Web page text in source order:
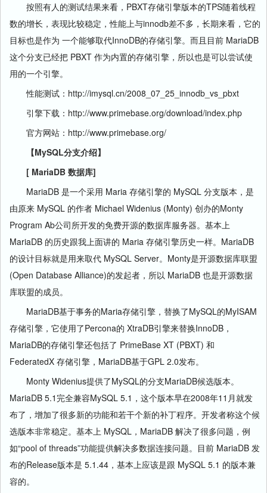
按照有人的测试结果来看，PBXT存储引擎版本的TPS随着线程
数的增长，表现比较稳定，性能上与innodb差不多，长期来看，它的
目标也是作为 一个能够取代InnoDB的存储引擎。而且目前 MariaDB
这个分支已经把 PBXT 作为内置的存储引擎，所以也是可以尝试使
用的一个引擎。
性能测试：http://imysql.cn/2008_07_25_innodb_vs_pbxt
引擎下载：http://www.primebase.org/download/index.php
官方网站：http://www.primebase.org/
【MySQL分支介绍】
[ MariaDB 数据库]
MariaDB 是一个采用 Maria 存储引擎的 MySQL 分支版本，是
由原来 MySQL 的作者 Michael Widenius (Monty) 创办的Monty
Program Ab公司所开发的免费开源的数据库服务器。基本上
MariaDB 的历史跟我上面讲的 Maria 存储引擎历史一样。MariaDB
的设计目标就是用来取代 MySQL Server。Monty是开源数据库联盟
(Open Database Alliance)的发起者，所以 MariaDB 也是开源数据
库联盟的成员。
MariaDB基于事务的Maria存储引擎，替换了MySQL的MyISAM
存储引擎，它使用了Percona的 XtraDB引擎来替换InnoDB，
MariaDB的存储引擎还包括了 PrimeBase XT (PBXT) 和
FederatedX 存储引擎，MariaDB基于GPL 2.0发布。
Monty Widenius提供了MySQL的分支MariaDB候选版本。
MariaDB 5.1完全兼容MySQL 5.1，这个版本早在2008年11月就发
布了，增加了很多新的功能和若干个新的补丁程序。开发者称这个候
选版本非常稳定。基本上 MySQL，MariaDB 解决了很多问题，例
如“pool of threads”功能提供解决多数据连接问题。目前 MariaDB 发
布的Release版本是 5.1.44，基本上应该是跟 MySQL 5.1 的版本兼
容的。